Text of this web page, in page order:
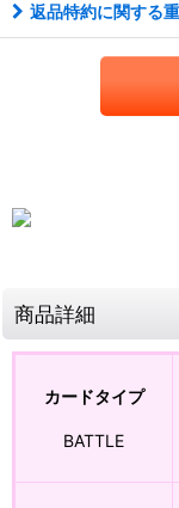
返品特約に関する
商品詳細
カードタイプ
BATTLE